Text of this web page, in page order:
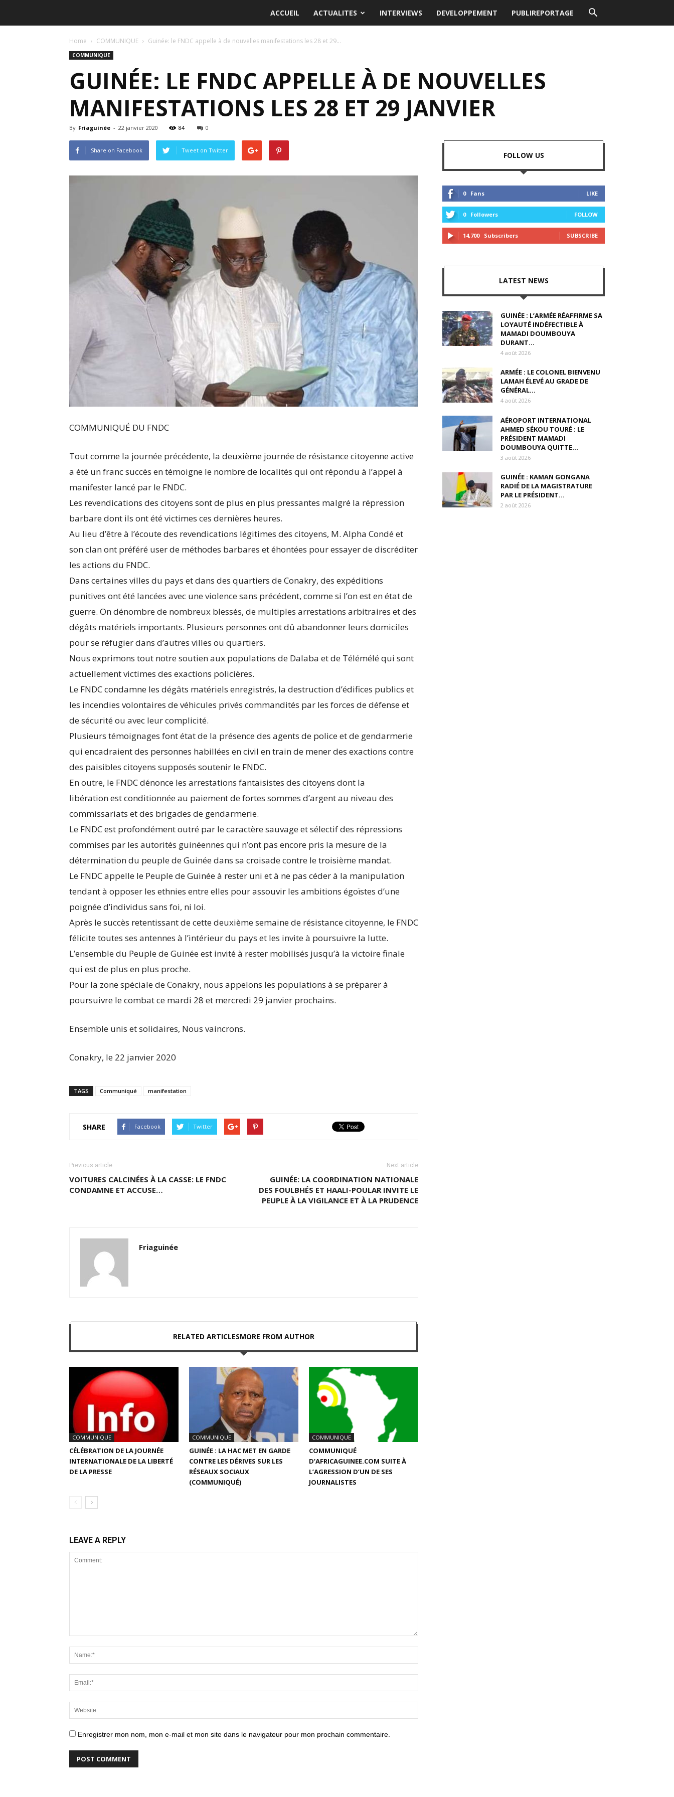
ACCUEIL ACTUALITES INTERVIEWS DEVELOPPEMENT PUBLIREPORTAGE
Home COMMUNIQUE Guinée: le FNDC appelle à de nouvelles manifestations les 28 et 29...
COMMUNIQUE
GUINÉE: LE FNDC APPELLE À DE NOUVELLES
MANIFESTATIONS LES 28 ET 29 JANVIER
By Friaguinée - 22 janvier 2020 84 0
Share on Facebook Tweet on Twitter
COMMUNIQUÉ DU FNDC
Tout comme la journée précédente, la deuxième journée de résistance citoyenne active
a été un franc succès en témoigne le nombre de localités qui ont répondu à l’appel à
manifester lancé par le FNDC.
Les revendications des citoyens sont de plus en plus pressantes malgré la répression
barbare dont ils ont été victimes ces dernières heures.
Au lieu d’être à l’écoute des revendications légitimes des citoyens, M. Alpha Condé et
son clan ont préféré user de méthodes barbares et éhontées pour essayer de discréditer
les actions du FNDC.
Dans certaines villes du pays et dans des quartiers de Conakry, des expéditions
punitives ont été lancées avec une violence sans précédent, comme si l’on est en état de
guerre. On dénombre de nombreux blessés, de multiples arrestations arbitraires et des
dégâts matériels importants. Plusieurs personnes ont dû abandonner leurs domiciles
pour se réfugier dans d’autres villes ou quartiers.
Nous exprimons tout notre soutien aux populations de Dalaba et de Télémélé qui sont
actuellement victimes des exactions policières.
Le FNDC condamne les dégâts matériels enregistrés, la destruction d’édifices publics et
les incendies volontaires de véhicules privés commandités par les forces de défense et
de sécurité ou avec leur complicité.
Plusieurs témoignages font état de la présence des agents de police et de gendarmerie
qui encadraient des personnes habillées en civil en train de mener des exactions contre
des paisibles citoyens supposés soutenir le FNDC.
En outre, le FNDC dénonce les arrestations fantaisistes des citoyens dont la
libération est conditionnée au paiement de fortes sommes d’argent au niveau des
commissariats et des brigades de gendarmerie.
Le FNDC est profondément outré par le caractère sauvage et sélectif des répressions
commises par les autorités guinéennes qui n’ont pas encore pris la mesure de la
détermination du peuple de Guinée dans sa croisade contre le troisième mandat.
Le FNDC appelle le Peuple de Guinée à rester uni et à ne pas céder à la manipulation
tendant à opposer les ethnies entre elles pour assouvir les ambitions égoïstes d’une
poignée d’individus sans foi, ni loi.
Après le succès retentissant de cette deuxième semaine de résistance citoyenne, le FNDC
félicite toutes ses antennes à l’intérieur du pays et les invite à poursuivre la lutte.
L’ensemble du Peuple de Guinée est invité à rester mobilisés jusqu’à la victoire finale
qui est de plus en plus proche.
Pour la zone spéciale de Conakry, nous appelons les populations à se préparer à
poursuivre le combat ce mardi 28 et mercredi 29 janvier prochains.
Ensemble unis et solidaires, Nous vaincrons.
Conakry, le 22 janvier 2020
TAGS Communiqué manifestation
SHARE Facebook Twitter
Previous article
VOITURES CALCINÉES À LA CASSE: LE FNDC
CONDAMNE ET ACCUSE…
Next article
GUINÉE: LA COORDINATION NATIONALE
DES FOULBHÉS ET HAALI-POULAR INVITE LE
PEUPLE À LA VIGILANCE ET À LA PRUDENCE
Friaguinée
RELATED ARTICLESMORE FROM AUTHOR
COMMUNIQUE
CÉLÉBRATION DE LA JOURNÉE
INTERNATIONALE DE LA LIBERTÉ
DE LA PRESSE
COMMUNIQUE
GUINÉE : LA HAC MET EN GARDE
CONTRE LES DÉRIVES SUR LES
RÉSEAUX SOCIAUX
(COMMUNIQUÉ)
COMMUNIQUE
COMMUNIQUÉ
D’AFRICAGUINEE.COM SUITE À
L’AGRESSION D’UN DE SES
JOURNALISTES
LEAVE A REPLY
Enregistrer mon nom, mon e-mail et mon site dans le navigateur pour mon prochain commentaire.
FOLLOW US
0 Fans LIKE
0 Followers FOLLOW
14,700 Subscribers SUBSCRIBE
LATEST NEWS
GUINÉE : L’ARMÉE RÉAFFIRME SA
LOYAUTÉ INDÉFECTIBLE À
MAMADI DOUMBOUYA
DURANT...
4 août 2026
ARMÉE : LE COLONEL BIENVENU
LAMAH ÉLEVÉ AU GRADE DE
GÉNÉRAL...
4 août 2026
AÉROPORT INTERNATIONAL
AHMED SÉKOU TOURÉ : LE
PRÉSIDENT MAMADI
DOUMBOUYA QUITTE...
3 août 2026
GUINÉE : KAMAN GONGANA
RADIÉ DE LA MAGISTRATURE
PAR LE PRÉSIDENT...
2 août 2026